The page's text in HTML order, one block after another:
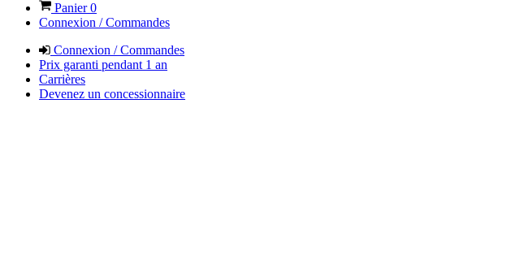
Panier0
Connexion / Commandes
Connexion / Commandes
Prix garanti pendant 1 an
Carrières
Devenez un concessionnaire